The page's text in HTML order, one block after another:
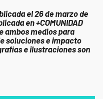
el 26 de marzo de
en +COMUNIDAD
ambos medios para
soluciones e impacto
e ilustraciones son